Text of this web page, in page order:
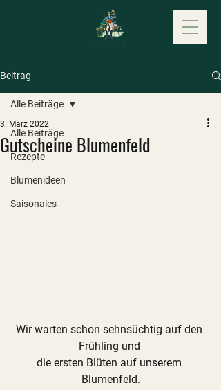
Beitrag
Alle Beiträge
Rezepte
Blumenideen
Saisonales
Alle Beiträge
Gutscheine Blumenfeld
3. März 2022
Wir warten schon sehnsüchtig auf den
Frühling und
die ersten Blüten auf unserem
Blumenfeld.